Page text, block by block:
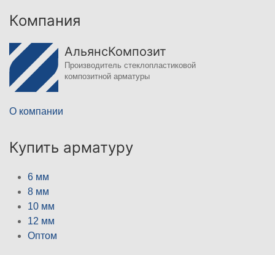
Компания
АльянсКомпозит
Производитель стеклопластиковой
композитной арматуры
О компании
Купить арматуру
6 мм
8 мм
10 мм
12 мм
Оптом